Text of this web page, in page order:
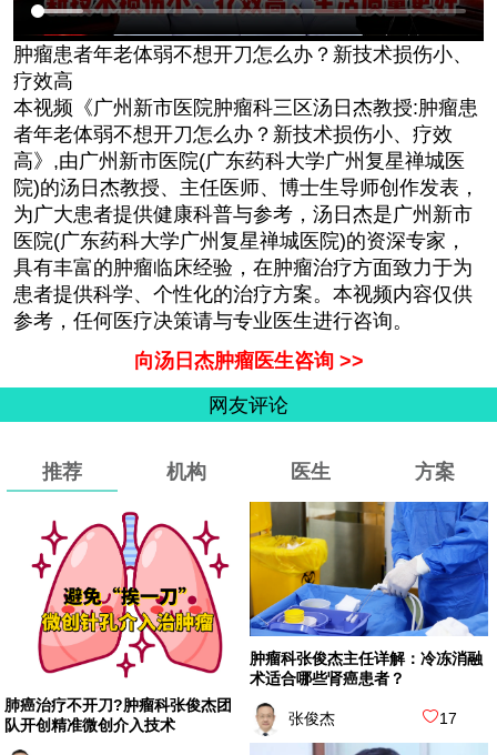
肿瘤患者年老体弱不想开刀怎么办？新技术损伤小、
疗效高
本视频《广州新市医院肿瘤科三区汤日杰教授:肿瘤患
者年老体弱不想开刀怎么办？新技术损伤小、疗效
高》,由广州新市医院(广东药科大学广州复星禅城医
院)的汤日杰教授、主任医师、博士生导师创作发表，
为广大患者提供健康科普与参考，汤日杰是广州新市
医院(广东药科大学广州复星禅城医院)的资深专家，
具有丰富的肿瘤临床经验，在肿瘤治疗方面致力于为
患者提供科学、个性化的治疗方案。本视频内容仅供
参考，任何医疗决策请与专业医生进行咨询。
向汤日杰肿瘤医生咨询 >>
网友评论
推荐 机构 医生 方案
肺癌治疗不开刀?肿瘤科张俊杰团
队开创精准微创介入技术
肿瘤科张俊杰主任详解：冷冻消融
术适合哪些肾癌患者？
张俊杰 17